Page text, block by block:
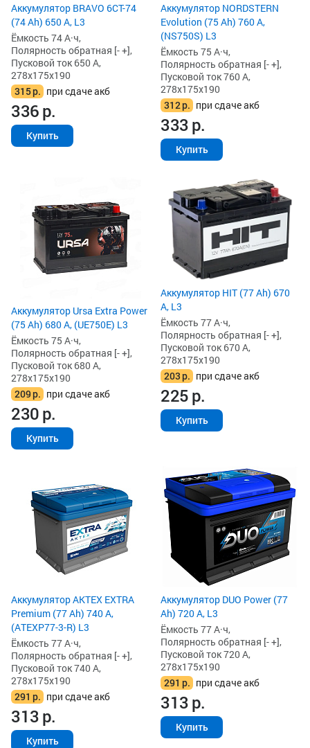
Аккумулятор BRAVO 6CT-74
(74 Ah) 650 А, L3
Ёмкость 74 А·ч,
Полярность обратная [- +],
Пусковой ток 650 А,
278x175x190
315р. при сдаче акб
336р.
Купить
Аккумулятор NORDSTERN
Evolution (75 Ah) 760 А,
(NS750S) L3
Ёмкость 75 А·ч,
Полярность обратная [- +],
Пусковой ток 760 А,
278x175x190
312р. при сдаче акб
333р.
Купить
Аккумулятор Ursa Extra Power
(75 Ah) 680 А, (UE750E) L3
Ёмкость 75 А·ч,
Полярность обратная [- +],
Пусковой ток 680 А,
278x175x190
209р. при сдаче акб
230р.
Купить
Аккумулятор HIT (77 Ah) 670
А, L3
Ёмкость 77 А·ч,
Полярность обратная [- +],
Пусковой ток 670 А,
278x175x190
203р. при сдаче акб
225р.
Купить
Аккумулятор AKTEX EXTRA
Premium (77 Ah) 740 А,
(ATEXP77-3-R) L3
Ёмкость 77 А·ч,
Полярность обратная [- +],
Пусковой ток 740 А,
278x175x190
291 р. при сдаче акб
313р.
Купить
Аккумулятор DUO Power (77
Ah) 720 А, L3
Ёмкость 77 А·ч,
Полярность обратная [- +],
Пусковой ток 720 А,
278x175x190
291 р. при сдаче акб
313р.
Купить